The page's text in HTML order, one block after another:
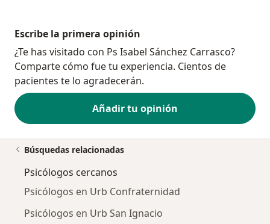
Escribe la primera opinión
¿Te has visitado con Ps Isabel Sánchez Carrasco?
Comparte cómo fue tu experiencia. Cientos de
pacientes te lo agradecerán.
Añadir tu opinión
Búsquedas relacionadas
Psicólogos cercanos
Psicólogos en Urb Confraternidad
Psicólogos en Urb San Ignacio